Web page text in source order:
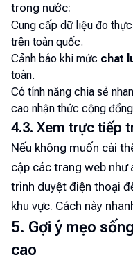
trong nước:
Cung cấp dữ liệu đo
trên toàn quốc.
Cảnh báo khi mức chat
toàn.
Có tính năng chia sẻ
cao nhận thức cộng
4.3. Xem trực tiếp
Nếu không muốn cài
cập các trang web
trình duyệt điện thoại
khu vực. Cách này
5. Gợi ý mẹo
cao